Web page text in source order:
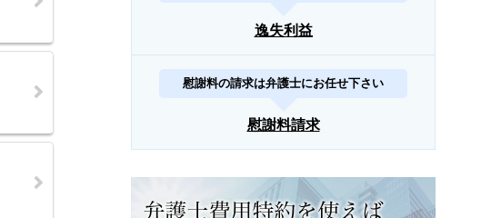
逸失利益
慰謝料の請求は弁護士にお任せ下さい
慰謝料請求